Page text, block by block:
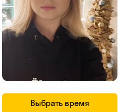
Выбрать время